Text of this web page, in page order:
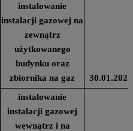
instalowanie
instalacji gazowej na
zewnątrz
użytkowanego
budynku oraz
zbiornika na gaz
30.01.2024
instalowanie
instalacji gazowej
wewnątrz i na